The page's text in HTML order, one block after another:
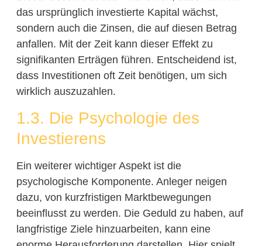
das ursprünglich investierte Kapital wächst,
sondern auch die Zinsen, die auf diesen Betrag
anfallen. Mit der Zeit kann dieser Effekt zu
signifikanten Erträgen führen. Entscheidend ist,
dass Investitionen oft Zeit benötigen, um sich
wirklich auszuzahlen.
1.3. Die Psychologie des
Investierens
Ein weiterer wichtiger Aspekt ist die
psychologische Komponente. Anleger neigen
dazu, von kurzfristigen Marktbewegungen
beeinflusst zu werden. Die Geduld zu haben, auf
langfristige Ziele hinzuarbeiten, kann eine